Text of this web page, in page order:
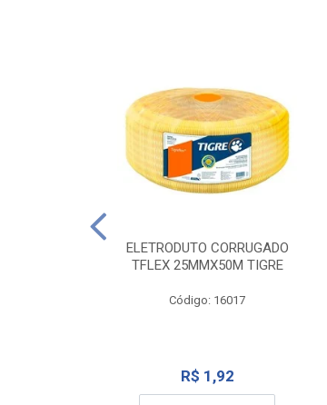
ELETRODUTO CORRUGADO
TFLEX 25MMX50M TIGRE
Código: 16017
R$ 1,92